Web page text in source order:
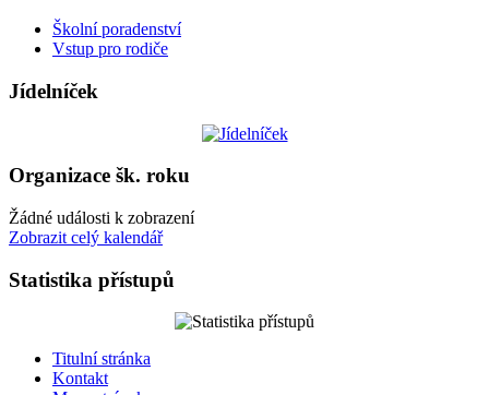
Školní poradenství
Vstup pro rodiče
Jídelníček
Organizace šk. roku
Žádné události k zobrazení
Zobrazit celý kalendář
Statistika přístupů
Titulní stránka
Kontakt